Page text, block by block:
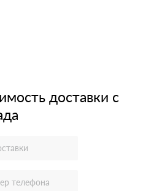
доставки с